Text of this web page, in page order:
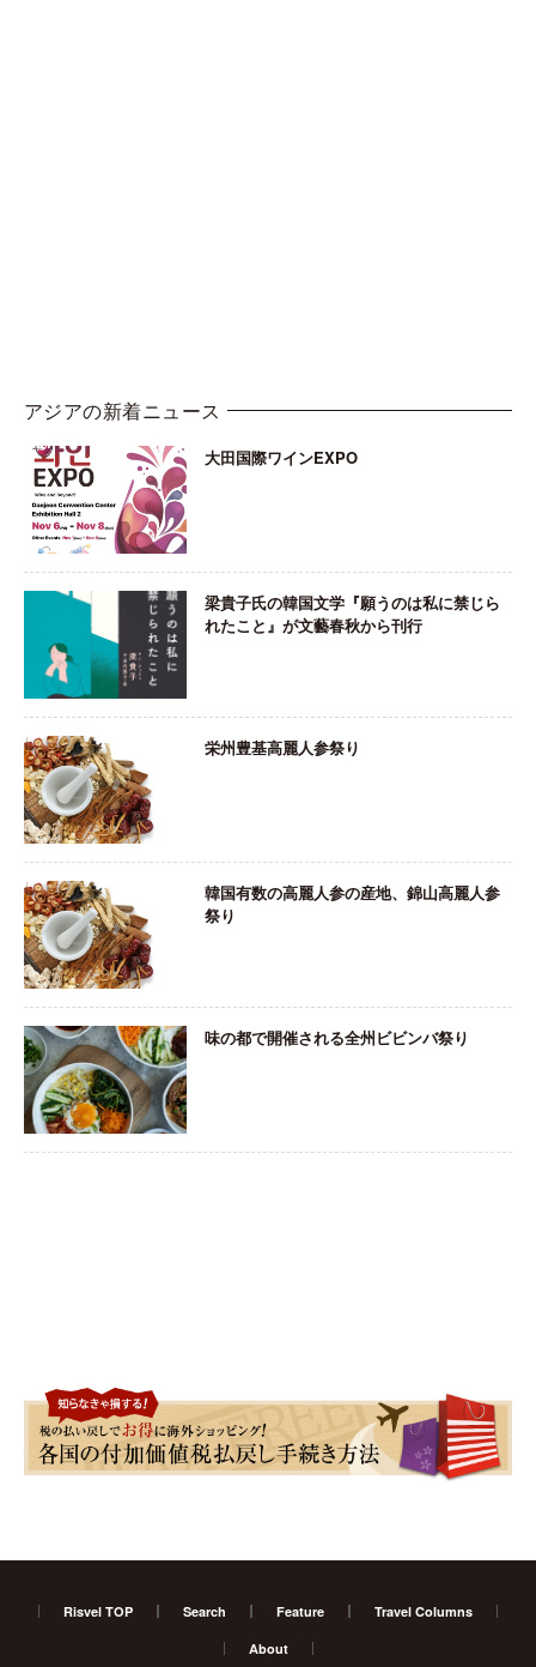
アジアの新着ニュース
大田国際ワインEXPO
梁貴子氏の韓国文学『願うのは私に禁じら
れたこと』が文藝春秋から刊行
栄州豊基高麗人参祭り
韓国有数の高麗人参の産地、錦山高麗人参
祭り
味の都で開催される全州ビビンバ祭り
Risvel TOP Search Feature Travel Columns
About